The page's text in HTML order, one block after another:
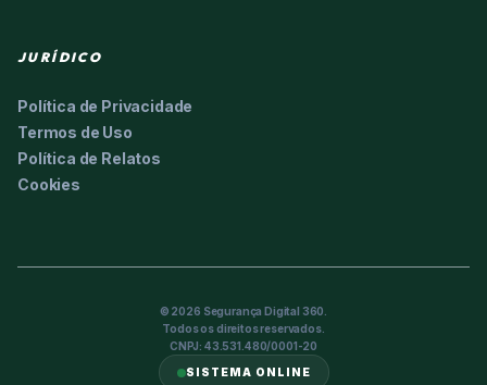
JURÍDICO
Política de Privacidade
Termos de Uso
Política de Relatos
Cookies
© 2026 Segurança Digital 360.
Todos os direitos reservados.
CNPJ: 43.531.480/0001-20
SISTEMA ONLINE